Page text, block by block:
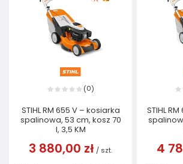
(0)
STIHL RM 655 V – kosiarka
spalinowa, 53 cm, kosz 70
l, 3,5 KM
3 880,00 zł / szt.
STIHL
4